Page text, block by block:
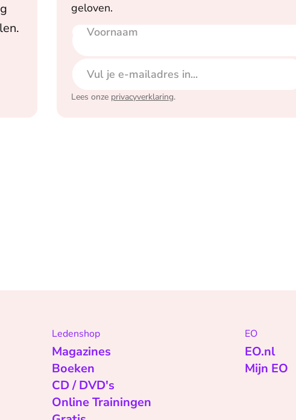
geloven.
Voornaam
E-mailadres
Lees onze privacyverklaring.
Ledenshop
Magazines
Boeken
CD / DVD's
Online Trainingen
EO
EO.nl
Mijn EO